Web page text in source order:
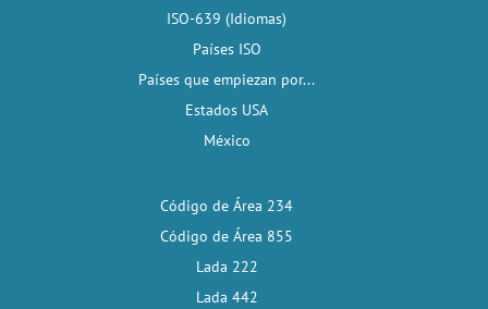
ISO-639 (Idiomas)
Países ISO
Países que empiezan por...
Estados USA
México
Código de Área 234
Código de Área 855
Lada 222
Lada 442